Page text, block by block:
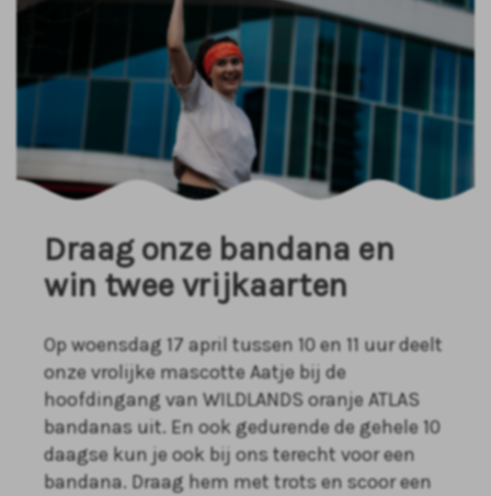
Draag onze bandana en
win twee vrijkaarten
Op woensdag 17 april tussen 10 en 11 uur deelt
onze vrolijke mascotte Aatje bij de
hoofdingang van WILDLANDS oranje ATLAS
bandanas uit. En ook gedurende de gehele 10
daagse kun je ook bij ons terecht voor een
bandana. Draag hem met trots en scoor een